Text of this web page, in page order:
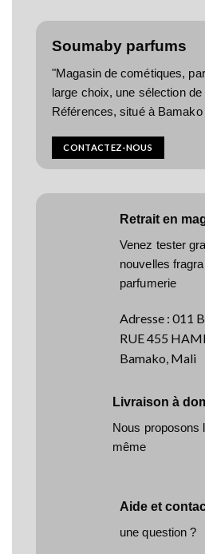
Soumaby parfums
"Magasin de cométiques,
large choix, une sélection
Références, situé à Bamako
CONTACTEZ-NOUS
Retrait en
Venez tester
nouvelles
parfumerie
Adresse : 011
RUE 455
Bamako, Mali
Livraison à
Nous proposons
même
Aide et
une question ?